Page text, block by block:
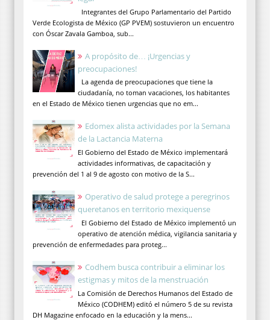
Integrantes del Grupo Parlamentario del Partido
Verde Ecologista de México (GP PVEM) sostuvieron un encuentro
con Óscar Zavala Gamboa, sub...
A propósito de… ¡Urgencias y
preocupaciones!
La agenda de preocupaciones que tiene la
ciudadanía, no toman vacaciones, los habitantes
en el Estado de México tienen urgencias que no em...
Edomex alista actividades por la Semana
de la Lactancia Materna
El Gobierno del Estado de México implementará
actividades informativas, de capacitación y
prevención del 1 al 9 de agosto con motivo de la S...
Operativo de salud protege a peregrinos
queretanos en territorio mexiquense
El Gobierno del Estado de México implementó un
operativo de atención médica, vigilancia sanitaria y
prevención de enfermedades para proteg...
Codhem busca contribuir a eliminar los
estigmas y mitos de la menstruación
La Comisión de Derechos Humanos del Estado de
México (CODHEM) editó el número 5 de su revista
DH Magazine enfocado en la educación y la mens...